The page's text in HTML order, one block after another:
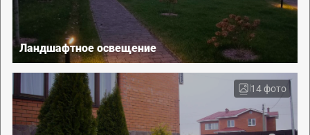
Ландшафтное освещение
14 фото